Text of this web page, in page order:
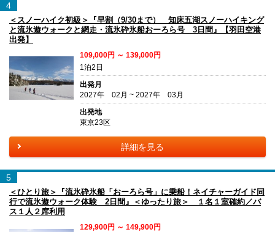
4
＜スノーハイク初級＞『早割（9/30まで） 知床五湖スノーハイキング
と流氷遊ウォークと網走・流氷砕氷船おーろら号 3日間』【羽田空港
出発】
109,000円 ～ 139,000円
1泊2日
出発月
2027年 02月 ~ 2027年 03月
出発地
東京23区
詳細を見る
5
＜ひとり旅＞『流氷砕氷船「おーろら号」に乗船！ネイチャーガイド同
行で流氷遊ウォーク体験 2日間』＜ゆったり旅＞ １名１室確約／バ
ス１人２席利用
129,900円 ～ 149,900円